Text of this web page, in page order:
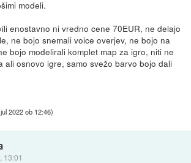
modeli.
enostavno ni vredno cene 70EUR, ne delajo
ne bojo snemali voice overjev, ne bojo na
bojo modelirali komplet map za igro, niti ne
ali osnovo igre, samo svežo barvo bojo dali
2022 ob 12:46)
13:01